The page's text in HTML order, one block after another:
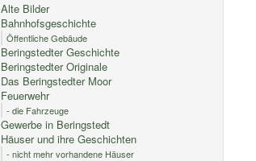
Alte Bilder
Bahnhofsgeschichte
Öffentliche Gebäude
Beringstedter Geschichte
Beringstedter Originale
Das Beringstedter Moor
Feuerwehr
- die Fahrzeuge
Gewerbe in Beringstedt
Häuser und ihre Geschichten
- nicht mehr vorhandene Häuser